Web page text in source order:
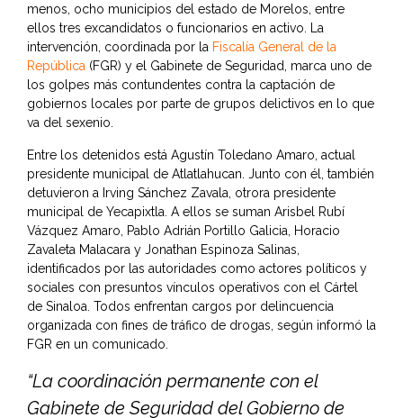
menos, ocho municipios del estado de Morelos, entre
ellos tres excandidatos o funcionarios en activo. La
intervención, coordinada por la Fiscalía General de la
República (FGR) y el Gabinete de Seguridad, marca uno de
los golpes más contundentes contra la captación de
gobiernos locales por parte de grupos delictivos en lo que
va del sexenio.
Entre los detenidos está Agustín Toledano Amaro, actual
presidente municipal de Atlatlahucan. Junto con él, también
detuvieron a Irving Sánchez Zavala, otrora presidente
municipal de Yecapixtla. A ellos se suman Arisbel Rubí
Vázquez Amaro, Pablo Adrián Portillo Galicia, Horacio
Zavaleta Malacara y Jonathan Espinoza Salinas,
identificados por las autoridades como actores políticos y
sociales con presuntos vínculos operativos con el Cártel
de Sinaloa. Todos enfrentan cargos por delincuencia
organizada con fines de tráfico de drogas, según informó la
FGR en un comunicado.
“La coordinación permanente con el
Gabinete de Seguridad del Gobierno de